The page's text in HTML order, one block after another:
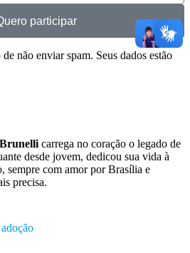
participar
não enviar spam. Seus dados estão
Brunellicarrega no coração o legado de
desde jovem, dedicou sua vida à
sempre com amor por Brasília e
precisa.